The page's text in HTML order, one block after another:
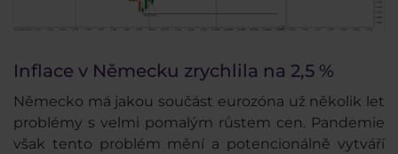
Inflace v Německu zrychlila na 2,5 %
Německo má jakou součást eurozóna už několik let
problémy s velmi pomalým růstem cen. Pandemie
však tento problém mění a potencionálně vytváří